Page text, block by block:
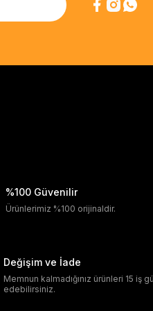
%100 Güvenilir
Ürünlerimiz %100 orijinaldir.
Değişim ve İade
Memnun kalmadığınız ürünleri 15 iş
edebilirsiniz.